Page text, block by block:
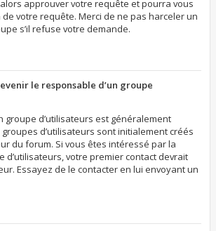
approuver votre requête et pourra vous
votre requête. Merci de ne pas harceler un
s’il refuse votre demande.
le responsable d’un groupe
groupe d’utilisateurs est généralement
d’utilisateurs sont initialement créés
du forum. Si vous êtes intéressé par la
d’utilisateurs, votre premier contact devrait
Essayez de le contacter en lui envoyant un